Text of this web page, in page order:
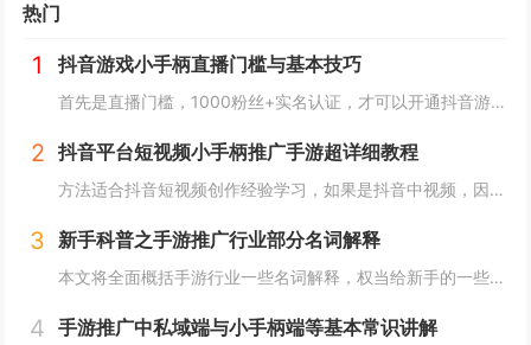
热门
1 抖音游戏小手柄直播门槛与基本技巧
首先是直播门槛，1000粉丝+实名认证，才可以开通抖音游戏推广，俗称抖音小手柄，我们可以理解为抖音直播的商业化组件，等同于带货直播间的小黄车，只不过小黄车挂的是货品，而小手柄里面一般只是挂单独一款手游。直播手游一般在电脑端进行，手机端直播肯...
2 抖音平台短视频小手柄推广手游超详细教程
方法适合抖音短视频创作经验学习，如果是抖音中视频，因为中视频主要是靠做粉丝量和播放量来获取收益的，那就不适合我这个方法。具体做法是，3~5个抖音号同步进行，只做一款游戏，但是这款游戏你肯定要提前想好，因为我是做手游cps推广的，所以自身与朋...
3 新手科普之手游推广行业部分名词解释
本文将全面概括手游行业一些名词解释，权当给新手的一些科普，手游行业鱼龙混杂，外行人想彻底入行有两个相对较好的办法，一个就是去手游公司上班，任意岗位都行，呆久了耳濡目染，可以轻松入门。另一个就是有人带你，提前是遇到靠谱的人，不然很难融入圈子！...
4 手游推广中私域端与小手柄端等基本常识讲解